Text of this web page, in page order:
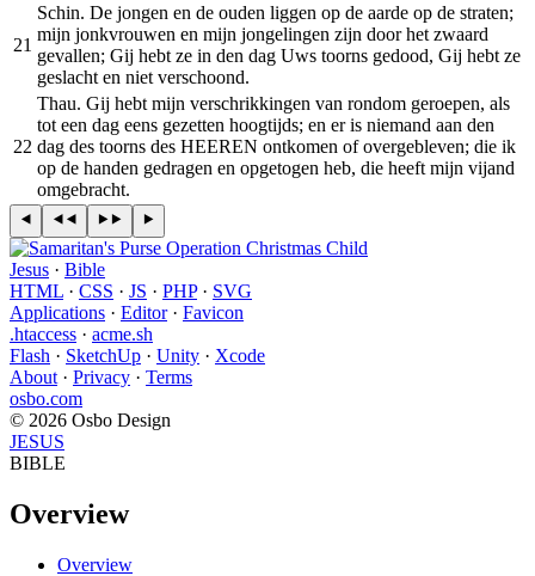
21
Schin. De jongen en de ouden liggen op de aarde op de straten;
mijn jonkvrouwen en mijn jongelingen zijn door het zwaard
gevallen; Gij hebt ze in den dag Uws toorns gedood, Gij hebt ze
geslacht en niet verschoond.
22
Thau. Gij hebt mijn verschrikkingen van rondom geroepen, als
tot een dag eens gezetten hoogtijds; en er is niemand aan den
dag des toorns des HEEREN ontkomen of overgebleven; die ik
op de handen gedragen en opgetogen heb, die heeft mijn vijand
omgebracht.
Jesus · Bible
HTML · CSS · JS · PHP· SVG
Applications · Editor· Favicon
.htaccess · acme.sh
Flash · SketchUp · Unity · Xcode
About · Privacy · Terms
osbo.com
© 2026 Osbo Design
JESUS
BIBLE
Overview
Overview